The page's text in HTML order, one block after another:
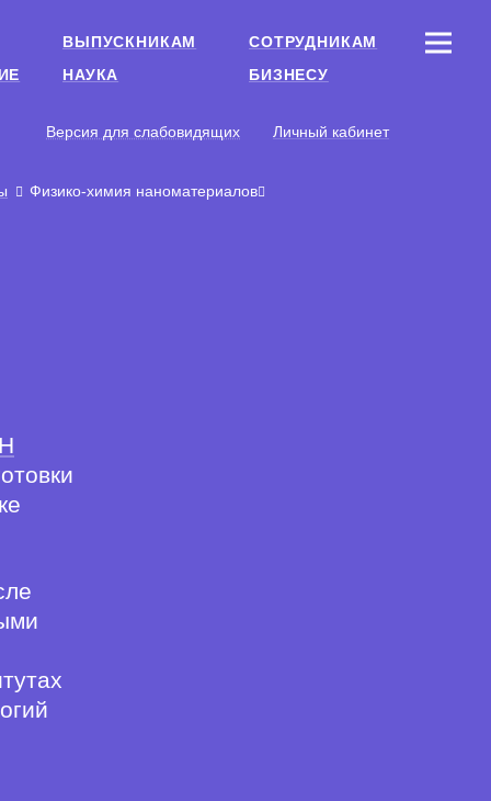
ВЫПУСКНИКАМ
СОТРУДНИКАМ
НАУКА БИЗНЕСУ
Версия для слабовидящих Личный кабинет
Физико-химия наноматериалов